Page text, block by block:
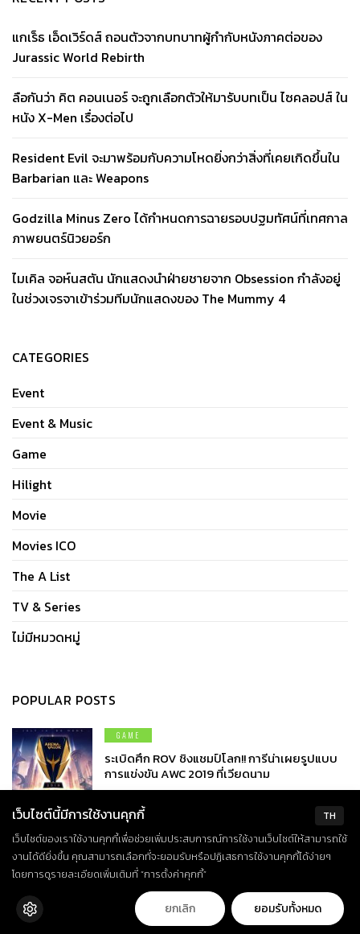
แกเร็ธ เอ็ดเวิร์ดส์ ถอนตัวจากบทบาทผู้กำกับหนังภาคต่อของ
Jurassic World Rebirth
ลือกันว่า คิต คอนเนอร์ จะถูกเลือกตัวให้มารับบทเป็น ไซคลอปส์ ใน
หนัง X-Men เรื่องต่อไป
Resident Evil จะมาพร้อมกับความโหดยิ่งกว่าสิ่งที่เคยเกิดขึ้นใน
Barbarian และ Weapons
Godzilla Minus Zero ได้กำหนดการฉายรอบปฐมทัศน์ที่เทศกาล
ภาพยนตร์นิวยอร์ก
ไมเคิล จอห์นสตัน นักแสดงนำฝ่ายชายจาก Obsession กำลังอยู่
ในช่วงเจรจาเข้าร่วมทีมนักแสดงของ The Mummy 4
CATEGORIES
Event
Event & Music
Game
Hilight
Movie
Movies ICO
The A List
TV & Series
ไม่มีหมวดหมู่
POPULAR POSTS
GAME
ระเบิดศึก ROV ชิงแชมป์โลก!! การีน่าเผยรูปแบบ
การแข่งขัน AWC 2019 ที่เวียดนาม
JUNE 26, 2019
GAME
สรุปผลครึ่งทาง ROV PRO LEAGUE
2020/SUMMER บุรีรัมย์ครองหัวตารางทิ้งห่างทุก
FEBRUARY 19, 2020
TH
เว็บไซต์นี้มีการใช้งานคุกกี้
เว็บไซต์ของเราใช้งานคุกกี้เพื่อช่วยเพิ่มประสบการณ์การใช้งานเว็บไซต์ให้สามารถใช้
งานได้ดียิ่งขึ้น คุณสามารถเลือกที่จะยอมรับหรือปฏิเสธการใช้งานคุกกี้ได้ง่ายๆ
โดยการดูรายละเอียดเพิ่มเติมที่ “การตั้งค่าคุกกี้”
ยกเลิก ยอมรับทั้งหมด